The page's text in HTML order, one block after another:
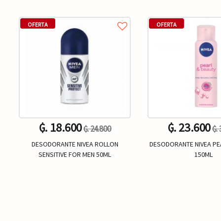
OFERTA
₲. 18.600₲. 24.800
DESODORANTE NIVEA ROLLON
SENSITIVE FOR MEN 50ML
OFERTA
₲. 23.600₲.
DESODORANTE NIVEA
150ML